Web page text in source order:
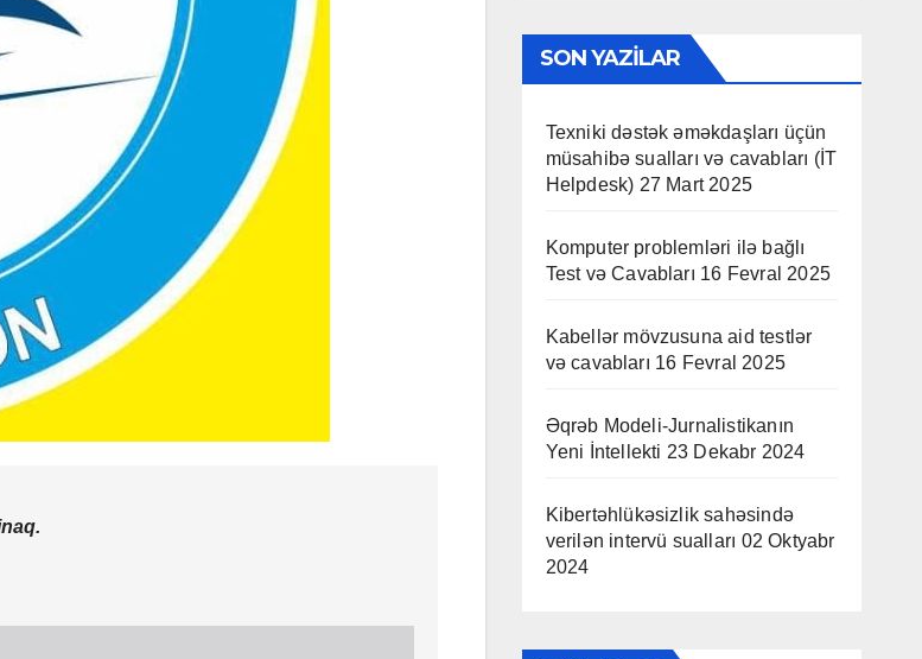
SON YAZILAR
Texniki dəstək əməkdaşları üçün
müsahibə sualları və cavabları (İT
Helpdesk) 27 Mart 2025
Komputer problemləri ilə bağlı
Test və Cavabları 16 Fevral 2025
Kabellər mövzusuna aid testlər
və cavabları 16 Fevral 2025
Əqrəb Modeli-Jurnalistikanın
Yeni İntellekti 23 Dekabr 2024
Kibertəhlükəsizlik sahəsində
verilən intervü sualları 02 Oktyabr
2024